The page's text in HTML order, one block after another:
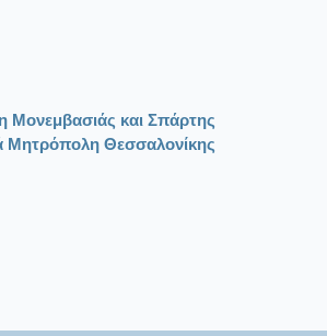
Μονεμβασιάς και Σπάρτης
Μητρόπολη Θεσσαλονίκης